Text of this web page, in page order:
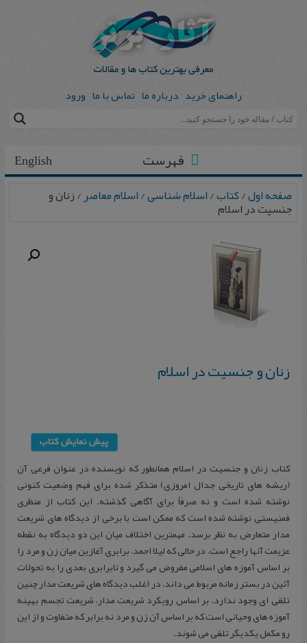
راهنمای خرید درباره ما تماس با ما ورود
English فهرست
صفحه اول/کتاب/اسلام شناسی/اسلام معاصر/ زنان و
جنسیت در اسلام
زنان و جنسیت در اسلام
کتاب زنان و جنسیت در اسلام همانطور که نویسنده در عنوان فرعی آن
(ریشه های تاریخی جدال امروزی) متذکر شده برای فهم وضعیت کنونی
نوشته شده است و نه صرفاً برای آگاهی گذشته. این کتاب از منظری
فمنیستی نوشته شده است که ممکن است با برخی از دیدگاه های شریعت
مدار متعارض به نظر برسد. مهمترین اختلاف میان این دو دیدگاه به نقطه
عزیمت آنها راجع است. در حالی که لیلا احمد، برابری آغازین میان زن و مرد را
بر اساس آموزه های اسلامی مفروض می گیرد و نابرابری بعدی را به تحولات
آئین در بستر زمانه مربوط می داند، در اغلب دیدگاه های شریعت مدار چنین
تلقی ای وجود ندارد. بر اساس رویکرد شریعت مدار، شریعت تجسم بهینه
آموزه های وحیانی است که بر اساس آن زن و مرد نه برابر که متفاوت و از این
رو مکمل یکدیگر تلقی می شوند.